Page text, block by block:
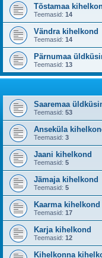
Tõstamaa
Teemasid: 14
Vändra kihelkond
Teemasid: 14
Pärnumaa
Teemasid: 13
Saaremaa
Teemasid: 53
Anseküla
Teemasid: 3
Jaani kihelkond
Teemasid: 5
Jämaja kihelkond
Teemasid: 5
Kaarma kihelkond
Teemasid: 17
Karja kihelkond
Teemasid: 12
Kihelkonna